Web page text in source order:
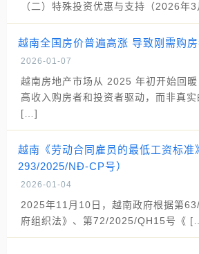
（二）特殊投资优惠与支持（2026
越南全国房价普遍高涨 导致刚需购
2026-01-07
越南房地产市场从 2025 年初开始回
高收入购房者和投资者驱动，而非真
[…]
越南《劳动合同雇员的最低工资标准
293/2025/NĐ-CP号）
2026-01-04
2025年11月10日，越南政府根据第
府组织法》、第72/2025/QH15号《